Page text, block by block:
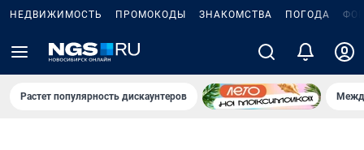
НЕДВИЖИМОСТЬ ПРОМОКОДЫ ЗНАКОМСТВА ПОГОДА
Растет популярность дискаунтеров